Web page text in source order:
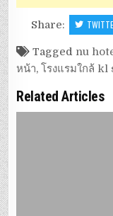
Share:
Tagged nu
หน้า, โรงแรมใกล้
Related Articles